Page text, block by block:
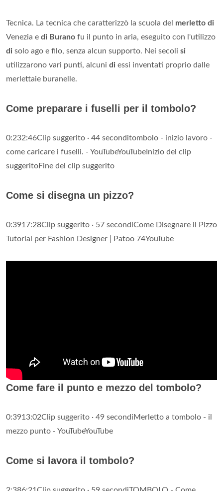
Tecnica. La tecnica che caratterizzò la scuola del merletto di
Venezia e di Burano fu il punto in aria, eseguito con l'utilizzo
di solo ago e filo, senza alcun supporto. Nei secoli si
utilizzarono vari punti, alcuni di essi inventati proprio dalle
merlettaie buranelle.
Come preparare i fuselli per il tombolo?
0:232:46Clip suggerito · 44 seconditombolo - inizio lavoro -
come caricare i fuselli. - YouTubeYouTubeInizio del clip
suggeritoFine del clip suggerito
Come si disegna un pizzo?
0:3917:28Clip suggerito · 57 secondiCome Disegnare il Pizzo
Tutorial per Fashion Designer | Patoo 74YouTube
Come fare il punto e mezzo del tombolo?
0:3913:02Clip suggerito · 49 secondiMerletto a tombolo - il
mezzo punto - YouTubeYouTube
Come si lavora il tombolo?